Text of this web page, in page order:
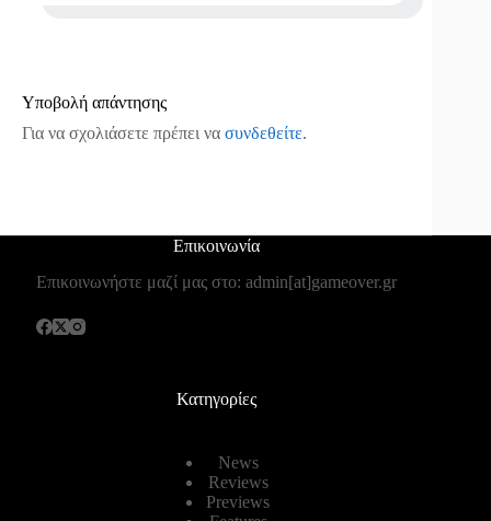
Υποβολή απάντησης
Για να σχολιάσετε πρέπει να συνδεθείτε.
Επικοινωνία
Επικοινωνήστε μαζί μας στο: admin[at]gameover.gr
Κατηγορίες
News
Reviews
Previews